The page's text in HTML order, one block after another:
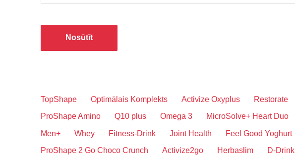
TopShape Optimālais Komplekts Activize Oxyplus Restorate
ProShape Amino Q10 plus Omega 3 MicroSolve+ Heart Duo
Men+ Whey Fitness-Drink Joint Health Feel Good Yoghurt
ProShape 2 Go Choco Crunch Activize2go Herbaslim D-Drink